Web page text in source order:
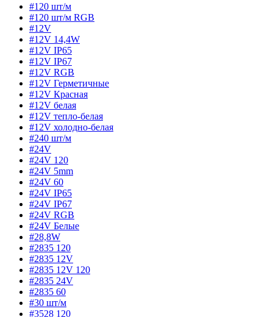
#120 шт/м
#120 шт/м RGB
#12V
#12V 14,4W
#12V IP65
#12V IP67
#12V RGB
#12V Герметичные
#12V Красная
#12V белая
#12V тепло-белая
#12V холодно-белая
#240 шт/м
#24V
#24V 120
#24V 5mm
#24V 60
#24V IP65
#24V IP67
#24V RGB
#24V Белые
#28,8W
#2835 120
#2835 12V
#2835 12V 120
#2835 24V
#2835 60
#30 шт/м
#3528 120